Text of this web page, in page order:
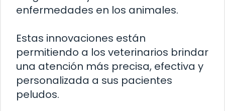
enfermedades en los animales.
Estas innovaciones están
permitiendo a los veterinarios brindar
una atención más precisa, efectiva y
personalizada a sus pacientes
peludos.